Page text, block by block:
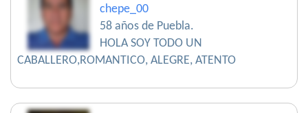
chepe_00
58 años de Puebla.
HOLA SOY TODO UN
CABALLERO,ROMANTICO, ALEGRE, ATENTO